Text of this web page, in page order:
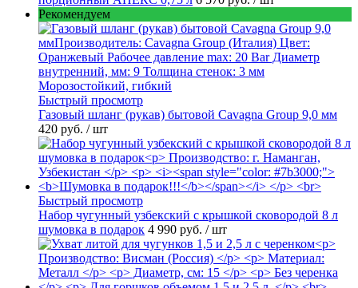
Рекомендуем
Быстрый просмотр
Газовый шланг (рукав) бытовой Cavagna Group 9,0 мм
420 руб. / шт
Быстрый просмотр
Набор чугунный узбекский с крышкой сковородой 8 л
шумовка в подарок 4 990 руб. / шт